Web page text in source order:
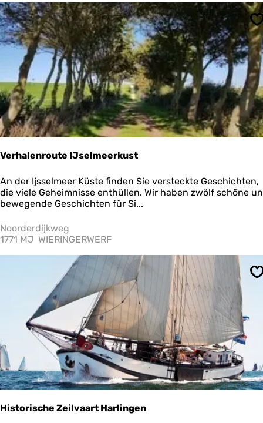
s
c
h
d
m
i
s
c
h
e
M
c
h
v
e
h
f
t
D
e
B
i
Verhalenroute IJselmeerkust
V
e
r
a
l
n
s
l
m
e
e
r
An der Ijsselmeer Küste finden Sie versteckte Geschichten,
die viele Geheimnisse enthüllen. Wir haben zwölf schöne
bewegende Geschichten für Si...
Noorderdijkweg
1771 MJ WIERINGERWERF
Historische Zeilvaart Harlingen